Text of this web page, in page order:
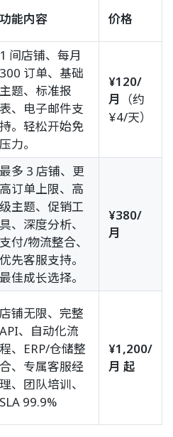
功能内容 价格
1 间店铺、每月
300 订单、基础
主题、标准报
表、电子邮件支
持。轻松开始免
压力。
¥120/
月
（约
¥4/天）
最多 3 店铺、更
高订单上限、高
级主题、促销工
具、深度分析、
支付/物流整合、
优先客服支持。
最佳成长选择。
¥380/
月
店铺无限、完整
API、自动化流
程、ERP/仓储整
合、专属客服经
理、团队培训、
SLA 99.9%
¥1,200/
月 起